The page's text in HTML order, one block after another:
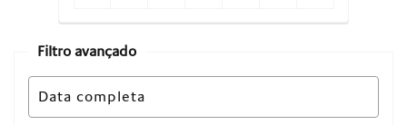
Filtro avançado